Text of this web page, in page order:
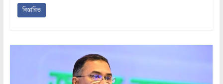
বিস্তারিত